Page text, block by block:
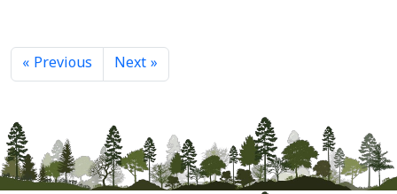
« Previous Next »